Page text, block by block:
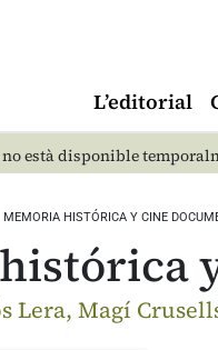
L’editorial
està disponible
MEMORIA HISTÓRICA Y CINE
Lera, Magí